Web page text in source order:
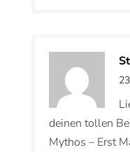
deinen tollen
Mythos – Erst